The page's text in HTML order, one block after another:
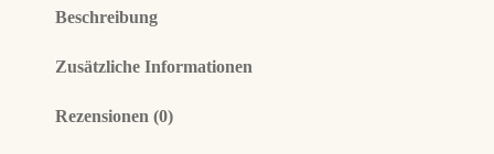
Beschreibung
Zusätzliche Informationen
Rezensionen (0)